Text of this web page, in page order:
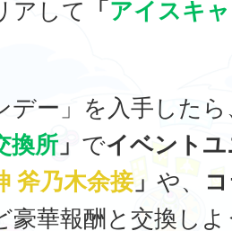
アして 「 アイスキ
デー」を入手したら
換所 」 でイベント
斧乃木余接」 や、
豪華報酬と交換しよ